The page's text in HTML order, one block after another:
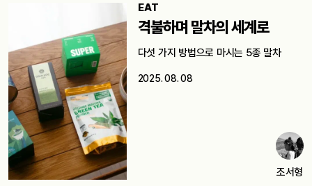
EAT
격불하며 말차의 세계로
다섯 가지 방법으로 마시는 5종 말차
2025. 08. 08
조서형